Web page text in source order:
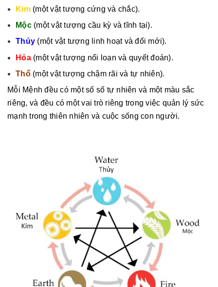
Kim (một vật tượng cứng và chắc).
Mộc (một vật tượng cầu kỳ và tĩnh tại).
Thủy (một vật tượng linh hoạt và đổi mới).
Hỏa (một vật tượng nổi loạn và quyết đoán).
Thổ (một vật tượng chậm rãi và tự nhiên).
Mỗi Mệnh đều có một số số tự nhiên và một màu sắc
riêng, và đều có một vai trò riêng trong việc quản lý sức
mạnh trong thiên nhiên và cuộc sống con người.